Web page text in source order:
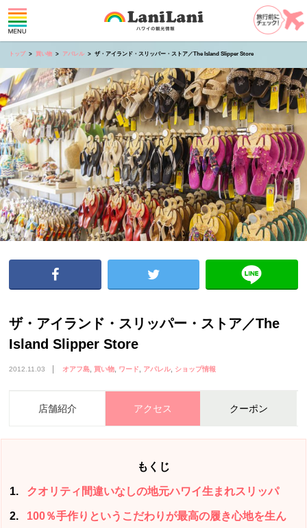
トップ 買い物 アパレル ザ・アイランド・スリッパー・ストア／The Island Slipper Store
ザ・アイランド・スリッパー・ストア／The
Island Slipper Store
2012.11.03 オアフ島 買い物 ワード アパレル ショップ情報
店舗紹介 アクセス クーポン
もくじ
1 クオリティ間違いなしの地元ハワイ生まれスリッパ
2
100％手作りというこだわりが最高の履き心地を生ん